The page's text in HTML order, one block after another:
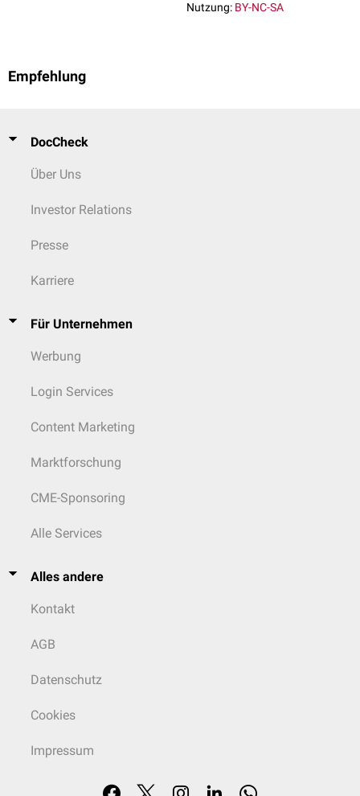
Nutzung: BY-NC-SA
Empfehlung
DocCheck
Über Uns
Investor Relations
Presse
Karriere
Für Unternehmen
Werbung
Login Services
Content Marketing
Marktforschung
CME-Sponsoring
Alle Services
Alles andere
Kontakt
AGB
Datenschutz
Cookies
Impressum